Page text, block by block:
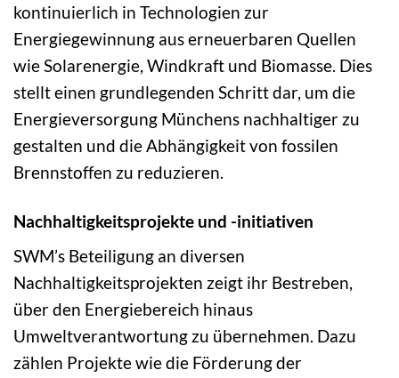
kontinuierlich in Technologien zur
Energiegewinnung aus erneuerbaren Quellen
wie Solarenergie, Windkraft und Biomasse. Dies
stellt einen grundlegenden Schritt dar, um die
Energieversorgung Münchens nachhaltiger zu
gestalten und die Abhängigkeit von fossilen
Brennstoffen zu reduzieren.
Nachhaltigkeitsprojekte und -initiativen
SWM’s Beteiligung an diversen
Nachhaltigkeitsprojekten zeigt ihr Bestreben,
über den Energiebereich hinaus
Umweltverantwortung zu übernehmen. Dazu
zählen Projekte wie die Förderung der